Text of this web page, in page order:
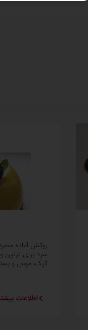
روکش آماده
سرد برای تزئین
کیک، موس و
اطلاعات